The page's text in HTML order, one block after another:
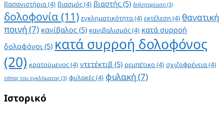
βασανιστήρια(4) βιασμός(4) βιαστής (5) δηλητηρίαση (3)
δολοφονία (11) εγκληματικότητα(4) εκτέλεση (4) θανατική
ποινή (7) κανίβαλος (5) κανιβαλισμός(4) κατά συρροή
δολοφόνοι (5) κατά συρροή δολοφόνος
(20) κρατούμενος(4) ντετέκτιβ (5) ρεμπέτικο (4) σχιζοφρένεια(4)
τόπος του εγκλήματος (3) φυλακές(4) φυλακή (7)
Ιστορικό